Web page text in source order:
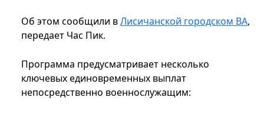
Об этом сообщили вЛисичанской городском ВА,
передает Час Пик.
Программа предусматривает несколько
ключевых единовременных выплат
непосредственно военнослужащим: